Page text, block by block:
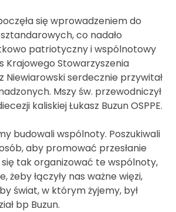
się wprowadzeniem do
co nadało
patriotyczny i wspólnotowy
Krajowego Stowarzyszenia
Niewiarowski serdecznie przywitał
Mszy św. przewodniczył
kaliskiej Łukasz Buzun OSPPE.
budowali wspólnoty. Poszukiwali
aby promować przesłanie
się tak organizować te wspólnoty,
żeby łączyły nas ważne więzi,
świat, w którym żyjemy, był
bp Buzun.